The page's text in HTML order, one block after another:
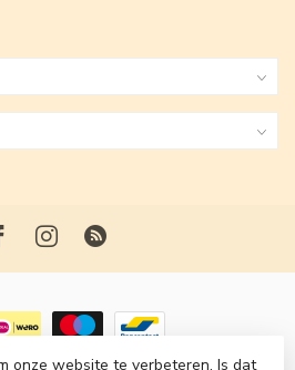
onze website te verbeteren. Is dat